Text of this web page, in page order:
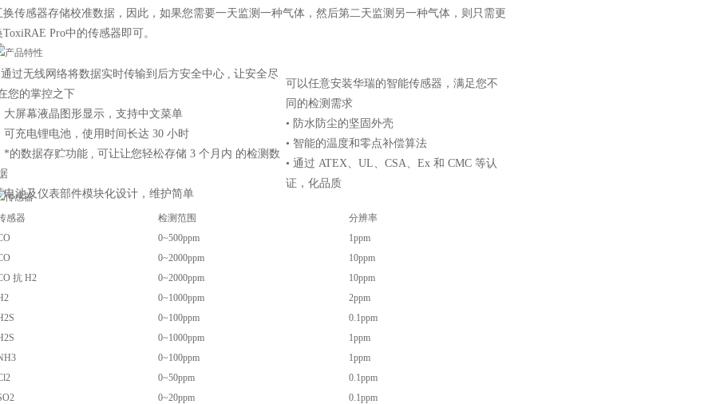
换传感器存储校准数据，因此，如果您需要一天监测一种气体，然后第二天监测另一种气体，则只需更
ToxiRAE Pro中的传感器即可。
通过无线网络将数据实时传输到后方安全中心 , 让安全尽
您的掌控之下
大屏幕液晶图形显示，支持中文菜单
可充电锂电池，使用时间长达 30 小时
*的数据存贮功能 , 可让让您轻松存储 3 个月内 的检测数
电池及仪表部件模块化设计，维护简单
可以任意安装华瑞的智能传感器，满足您不
同的检测需求
• 防水防尘的坚固外壳
• 智能的温度和零点补偿算法
• 通过 ATEX、UL、CSA、Ex 和 CMC 等认
证，化品质
感器 检测范围
分辨率
0~500ppm
1ppm
0~2000ppm
10ppm
抗 H2
0~2000ppm
10ppm
0~1000ppm
2ppm
0~100ppm
0.1ppm
0~1000ppm
1ppm
0~100ppm
1ppm
0~50ppm
0.1ppm
0~20ppm
0.1ppm